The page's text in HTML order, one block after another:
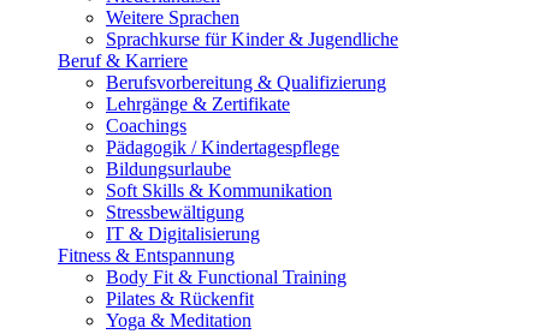
Weitere Sprachen
Sprachkurse für Kinder & Jugendliche
Beruf & Karriere
Berufsvorbereitung & Qualifizierung
Lehrgänge & Zertifikate
Coachings
Pädagogik / Kindertagespflege
Bildungsurlaube
Soft Skills & Kommunikation
Stressbewältigung
IT & Digitalisierung
Fitness & Entspannung
Body Fit & Functional Training
Pilates & Rückenfit
Yoga & Meditation